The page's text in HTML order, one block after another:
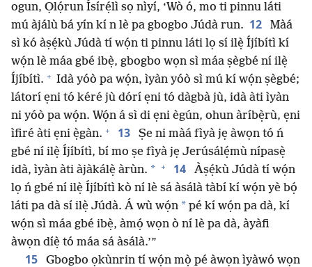
ogun, Ọlọ́run Ísírẹ́lì sọ nìyí, ‘Wò ó, mo ti pinnu láti
mú àjálù bá yín kí n lè pa gbogbo Júdà run. 12
Màá
sì kó àṣẹ́kù Júdà tí wọ́n ti pinnu láti lọ sí ilẹ̀ Íjíbítì kí
wọ́n lè máa gbé ibẹ̀, gbogbo wọn sì máa ṣègbé ní ilẹ̀
Íjíbítì. + Idà yóò pa wọ́n, ìyàn yóò sì mú kí wọ́n ṣègbé;
látorí ẹni tó kéré jù dórí ẹni tó dàgbà jù, idà àti ìyàn
ni yóò pa wọ́n. Wọ́n á sì di ẹni ègún, ohun àríbẹ̀rù, ẹni
ìfiré àti ẹni ẹ̀gàn. + 13
Ṣe ni màá fìyà jẹ àwọn tó ń
gbé ní ilẹ̀ Íjíbítì, bí mo ṣe fìyà jẹ Jerúsálẹ́mù nípasẹ̀
idà, ìyàn àti àjàkálẹ̀ àrùn. * + 14
Àṣẹ́kù Júdà tí wọ́n
lọ ń gbé ní ilẹ̀ Íjíbítì kò ní lè sá àsálà tàbí kí wọ́n yè bọ́
láti pa dà sí ilẹ̀ Júdà. Á wù wọ́n * pé kí wọ́n pa dà, kí
wọ́n sì máa gbé ibẹ̀, àmọ́ wọn ò ní lè pa dà, àyàfi
àwọn díẹ̀ tó máa sá àsálà.’”
15
Gbogbo ọkùnrin tí wọ́n mọ̀ pé àwọn ìyàwó wọn